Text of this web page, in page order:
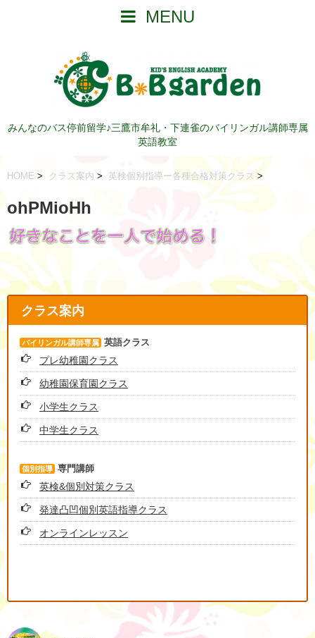
MENU
みんなのバス停前留学♪三鷹市牟礼・下連雀のバイリンガル講師専属
英語教室
HOME > クラス案内 > 英検個別指導ー各種合格対策クラス >
ohPMioHh
クラス案内
バイリンガル講師専属 英語クラス
プレ幼稚園クラス
幼稚園保育園クラス
小学生クラス
中学生クラス
個別指導 専門講師
英検&個別対策クラス
発達凸凹個別英語指導クラス
オンラインレッスン